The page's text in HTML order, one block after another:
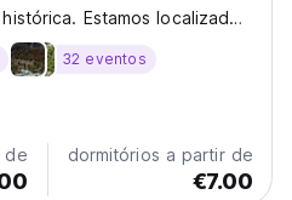
Estamos localizados
da cidade em uma das
Nossa família é
32 eventos
de dormitórios a partir de
€7.00